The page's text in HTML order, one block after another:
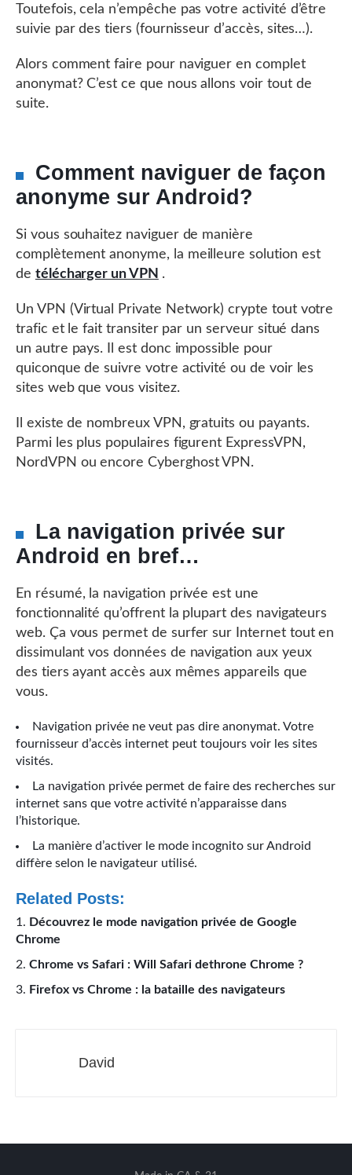
Toutefois, cela n’empêche pas votre activité d’être
suivie par des tiers (fournisseur d’accès, sites…).
Alors comment faire pour naviguer en complet
anonymat? C’est ce que nous allons voir tout de
suite.
Comment naviguer de façon
anonyme sur Android?
Si vous souhaitez naviguer de manière
complètement anonyme, la meilleure solution est
de télécharger un VPN .
Un VPN (Virtual Private Network) crypte tout votre
trafic et le fait transiter par un serveur situé dans
un autre pays. Il est donc impossible pour
quiconque de suivre votre activité ou de voir les
sites web que vous visitez.
Il existe de nombreux VPN, gratuits ou payants.
Parmi les plus populaires figurent ExpressVPN,
NordVPN ou encore Cyberghost VPN.
La navigation privée sur
Android en bref…
En résumé, la navigation privée est une
fonctionnalité qu’offrent la plupart des navigateurs
web. Ça vous permet de surfer sur Internet tout en
dissimulant vos données de navigation aux yeux
des tiers ayant accès aux mêmes appareils que
vous.
Navigation privée ne veut pas dire anonymat. Votre
fournisseur d’accès internet peut toujours voir les sites
visités.
La navigation privée permet de faire des recherches sur
internet sans que votre activité n’apparaisse dans
l’historique.
La manière d’activer le mode incognito sur Android
diffère selon le navigateur utilisé.
Related Posts:
Découvrez le mode navigation privée de Google
Chrome
Chrome vs Safari : Will Safari dethrone Chrome ?
Firefox vs Chrome : la bataille des navigateurs
David